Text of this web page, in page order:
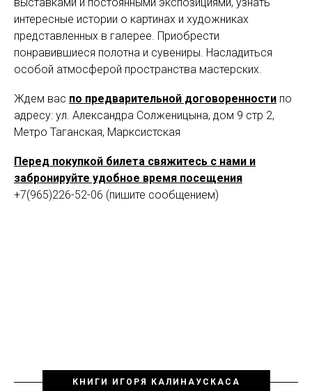
выставками и постоянными экспозициями, узнать
интересные истории о картинах и художниках
представленных в галерее. Приобрести
понравившиеся полотна и сувениры. Насладиться
особой атмосферой пространства мастерских.
Ждем вас по предварительной договоренности по
адресу: ул. Александра Солженицына, дом 9 стр 2,
Метро Таганская, Марксистская
Перед покупкой билета свяжитесь с нами и
забронируйте удобное время посещения
+7(965)226-52-06 (пишите сообщением)
КНИГИ ИГОРЯ КАЛИНАУСКАСА